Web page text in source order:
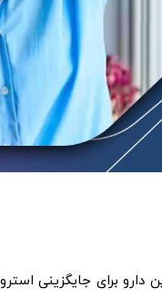
دارو برای جایگزینی